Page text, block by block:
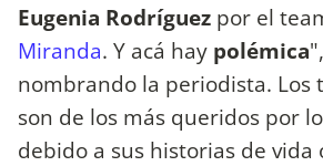
Eugenia Rodríguez por el
Miranda. Y acá hay polémica
nombrando la periodista. Los
son de los más queridos por
debido a sus historias de